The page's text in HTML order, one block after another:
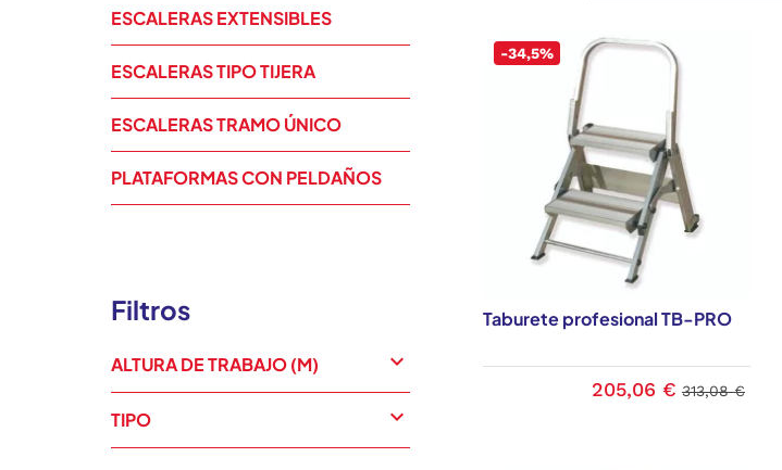
ESCALERAS EXTENSIBLES
ESCALERAS TIPO TIJERA
ESCALERAS TRAMO ÚNICO
PLATAFORMAS CON PELDAÑOS
Filtros
ALTURA DE TRABAJO (M) expand_more
TIPO expand_more
-34,5%
Taburete profesional TB-PRO
205,06 € 313,08 €